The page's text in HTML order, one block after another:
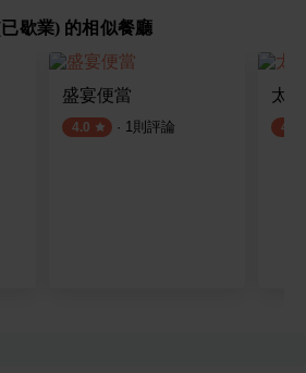
歇業) 的相似餐廳
盛宴便當
4.0 · 1則評論
太
4.0